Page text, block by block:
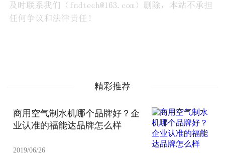
精彩推荐
商用空气制水机哪个品牌好？企
业认准的福能达品牌怎么样
2019/06/26